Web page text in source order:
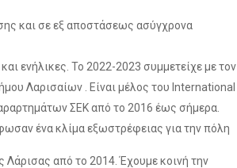
και σε εξ αποστάσεως ασύγχρονα
ενήλικες. Το 2022-2023 συμμετείχε με τον
Λαρισαίων . Είναι μέλος του International
ΣΕΚ από το 2016 έως σήμερα.
ένα κλίμα εξωστρέφειας για την πόλη
Λάρισας από το 2014. Έχουμε κοινή την